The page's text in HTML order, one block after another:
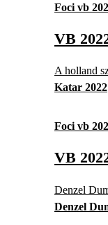
Foci vb
VB
A holland
Katar 2022
Foci vb
VB
Denzel
Denzel